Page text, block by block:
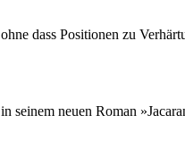
dass Positionen zu
neuen Roman